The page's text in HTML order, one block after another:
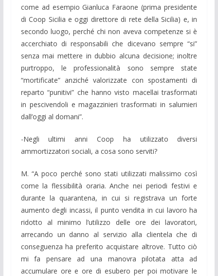
come ad esempio Gianluca Faraone (prima presidente
di Coop Sicilia e oggi direttore di rete della Sicilia) e, in
secondo luogo, perché chi non aveva competenze si è
accerchiato di responsabili che dicevano sempre “si”
senza mai mettere in dubbio alcuna decisione; inoltre
purtroppo, le professionalità sono sempre state
“mortificate” anziché valorizzate con spostamenti di
reparto “punitivi” che hanno visto macellai trasformati
in pescivendoli e magazzinieri trasformati in salumieri
dall’oggi al domani”.
-Negli ultimi anni Coop ha utilizzato diversi
ammortizzatori sociali, a cosa sono serviti?
M. “A poco perché sono stati utilizzati malissimo così
come la flessibilità oraria. Anche nei periodi festivi e
durante la quarantena, in cui si registrava un forte
aumento degli incassi, il punto vendita in cui lavoro ha
ridotto al minimo l’utilizzo delle ore dei lavoratori,
arrecando un danno al servizio alla clientela che di
conseguenza ha preferito acquistare altrove. Tutto ciò
mi fa pensare ad una manovra pilotata atta ad
accumulare ore e ore di esubero per poi motivare le